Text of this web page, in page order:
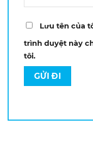
Lưu tên của
trình duyệt này
tôi.